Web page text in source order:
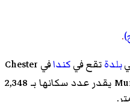
.
بلدةتقع فيكندافي Chester
يقدر عدد سكانها بـ 2,348